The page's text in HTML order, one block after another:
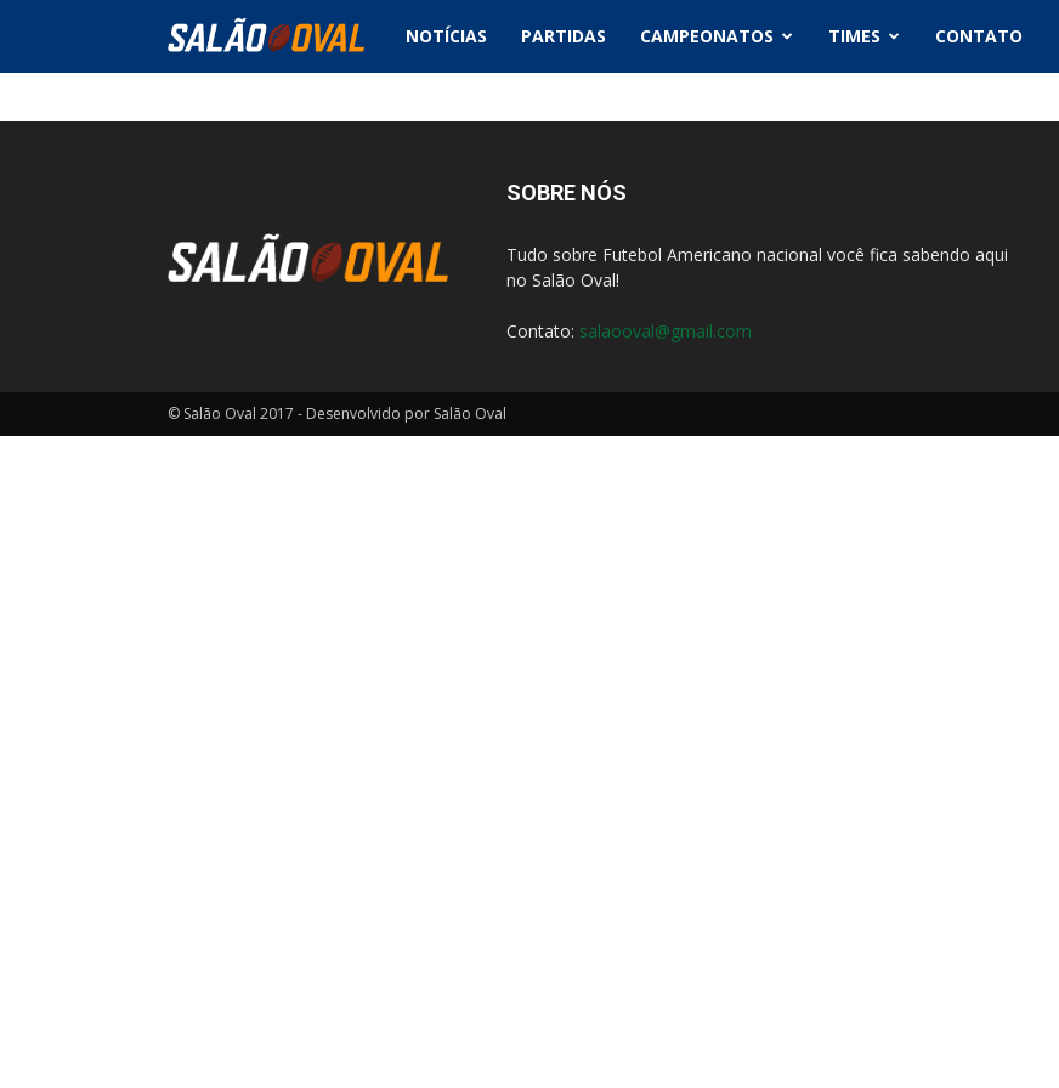
Salão
NOTÍCIAS PARTIDAS CAMPEONATOS TIMES CONTATO
SOBRE NÓS
Tudo sobre Futebol Americano nacional você fica sabendo aqui
no Salão Oval!
Contato: salaooval@gmail.com
© Salão Oval 2017 - Desenvolvido por Salão Oval